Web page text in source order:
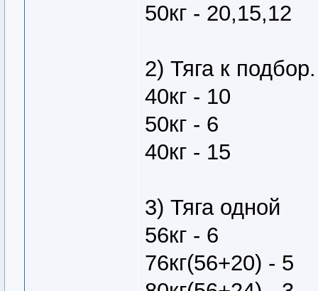
50кг - 20,15,12
2) Тяга к подбор.
40кг - 10
50кг - 6
40кг - 15
3) Тяга одной
56кг - 6
76кг(56+20) - 5